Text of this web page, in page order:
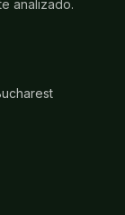
analizado.